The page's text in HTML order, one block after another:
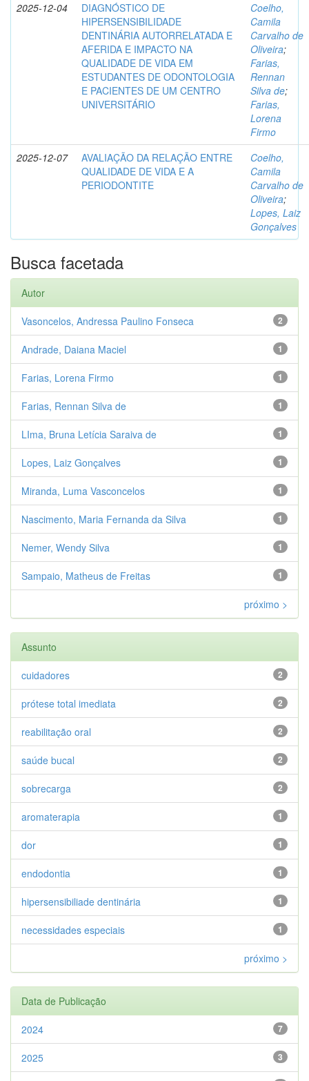
2025-12-04
DIAGNÓSTICO DE
HIPERSENSIBILIDADE
DENTINÁRIA AUTORRELATADA E
AFERIDA E IMPACTO NA
QUALIDADE DE VIDA EM
ESTUDANTES DE ODONTOLOGIA
E PACIENTES DE UM CENTRO
UNIVERSITÁRIO
Coelho,
Camila
Carvalho de
Oliveira;
Farias,
Rennan
Silva de;
Farias,
Lorena
Firmo
2025-12-07
AVALIAÇÃO DA RELAÇÃO ENTRE
QUALIDADE DE VIDA E A
PERIODONTITE
Coelho,
Camila
Carvalho de
Oliveira;
Lopes, Laiz
Gonçalves
Busca facetada
Autor
2
Vasoncelos, Andressa Paulino Fonseca
1
Andrade, Daiana Maciel
1
Farias, Lorena Firmo
1
Farias, Rennan Silva de
1
LIma, Bruna Letícia Saraiva de
1
Lopes, Laiz Gonçalves
1
Miranda, Luma Vasconcelos
1
Nascimento, Maria Fernanda da Silva
1
Nemer, Wendy Silva
1
Sampaio, Matheus de Freitas
próximo >
Assunto
2
cuidadores
2
prótese total imediata
2
reabilitação oral
2
saúde bucal
2
sobrecarga
1
aromaterapia
1
dor
1
endodontia
1
hipersensibiliade dentinária
1
necessidades especiais
próximo >
Data de Publicação
7
2024
3
2025